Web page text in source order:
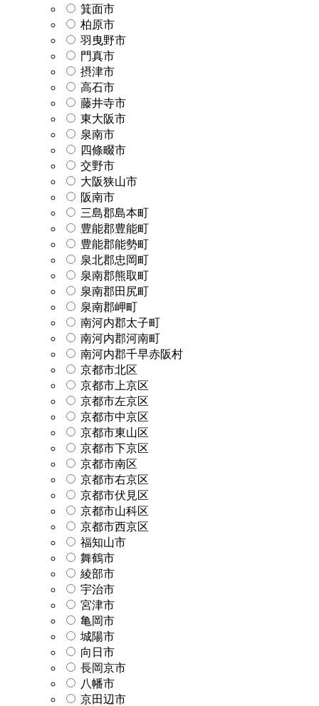
箕面市
柏原市
羽曳野市
門真市
摂津市
高石市
藤井寺市
東大阪市
泉南市
四條畷市
交野市
大阪狭山市
阪南市
三島郡島本町
豊能郡豊能町
豊能郡能勢町
泉北郡忠岡町
泉南郡熊取町
泉南郡田尻町
泉南郡岬町
南河内郡太子町
南河内郡河南町
南河内郡千早赤阪村
京都市北区
京都市上京区
京都市左京区
京都市中京区
京都市東山区
京都市下京区
京都市南区
京都市右京区
京都市伏見区
京都市山科区
京都市西京区
福知山市
舞鶴市
綾部市
宇治市
宮津市
亀岡市
城陽市
向日市
長岡京市
八幡市
京田辺市